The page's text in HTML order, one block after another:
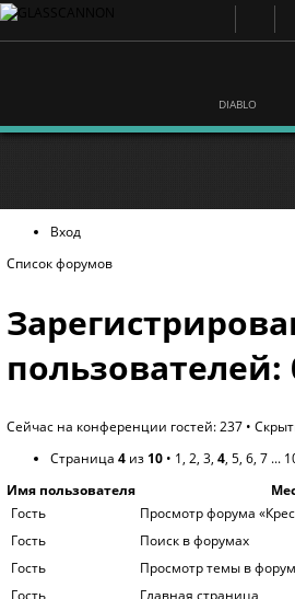
DIABLO
Вход
Список форумов
пользователей:
Сейчас на конференции гостей: 237 •
Страница 4 из 10 • 1, 2, 3, 4, 5, 6, 7 ...
Имя пользователя
Гость
Просмотр форума
Гость
Поиск в форумах
Гость
Просмотр темы в
Гость
Главная страница